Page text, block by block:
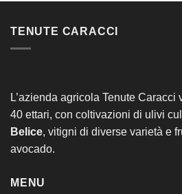
TENUTE CARACCI
L’azienda agricola Tenute Caracci
40 ettari, con coltivazioni di ulivi
Belice, vitigni di diverse varietà e
avocado.
MENU